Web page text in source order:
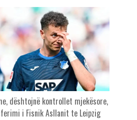
dështojnë kontrollet mjekësore,
i Fisnik Asllanit te Leipzig